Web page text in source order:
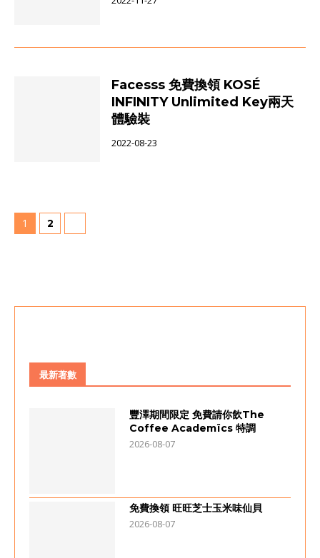
Facesss 免費換領 KOSÉ
INFINITY Unlimited Key兩天
體驗裝
2022-08-23
1 2
最新著數
豐澤期間限定 免費請你飲The
Coffee Academïcs 特調
2026-08-07
免費換領 旺旺芝士玉米味仙貝
2026-08-07